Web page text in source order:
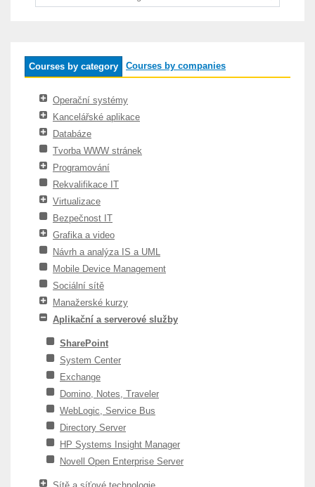
Courses by category Courses by companies
Operační systémy
Kancelářské aplikace
Databáze
Tvorba WWW stránek
Programování
Rekvalifikace IT
Virtualizace
Bezpečnost IT
Grafika a video
Návrh a analýza IS a UML
Mobile Device Management
Sociální sítě
Manažerské kurzy
Aplikační a serverové služby
SharePoint
System Center
Exchange
Domino, Notes, Traveler
WebLogic, Service Bus
Directory Server
HP Systems Insight Manager
Novell Open Enterprise Server